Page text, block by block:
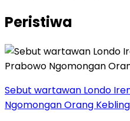
Peristiwa
Sebut wartawan Londo
Ngomongan Orang